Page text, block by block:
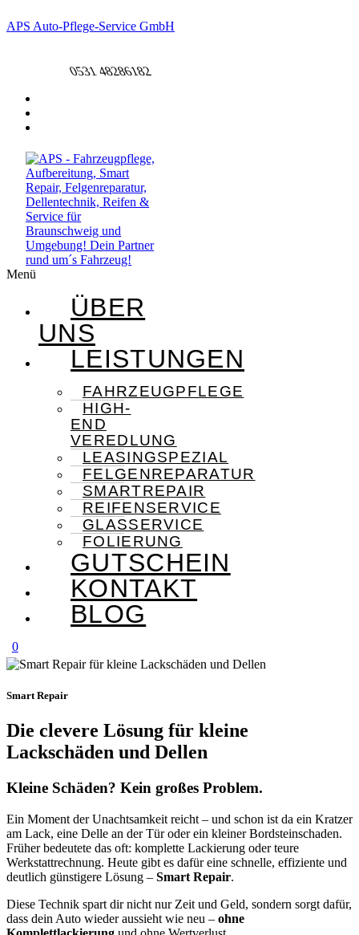
APS Auto-Pflege-Service GmbH
0531 48286182​
Menü
ÜBER
UNS
LEISTUNGEN
FAHRZEUGPFLEGE
HIGH-
END
VEREDLUNG
LEASINGSPEZIAL
FELGENREPARATUR
SMARTREPAIR
REIFENSERVICE
GLASSERVICE
FOLIERUNG
GUTSCHEIN
KONTAKT
BLOG
0
Smart Repair
Die clevere Lösung für kleine
Lackschäden und Dellen
Kleine Schäden? Kein großes Problem.
Ein Moment der Unachtsamkeit reicht – und schon ist da ein Kratzer
am Lack, eine Delle an der Tür oder ein kleiner Bordsteinschaden.
Früher bedeutete das oft: komplette Lackierung oder teure
Werkstattrechnung. Heute gibt es dafür eine schnelle, effiziente und
deutlich günstigere Lösung – Smart Repair.
Diese Technik spart dir nicht nur Zeit und Geld, sondern sorgt dafür,
dass dein Auto wieder aussieht wie neu – ohne